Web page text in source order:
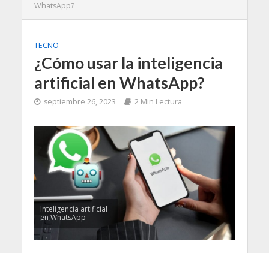
WhatsApp?
TECNO
¿Cómo usar la inteligencia
artificial en WhatsApp?
septiembre 26, 2023 2 Min Lectura
Inteligencia artificial
en WhatsApp